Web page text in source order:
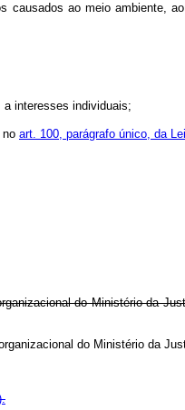
causados ao meio ambiente,
a interesses individuais;
no art. 100, parágrafo único, da
do Ministério da
do Ministério da